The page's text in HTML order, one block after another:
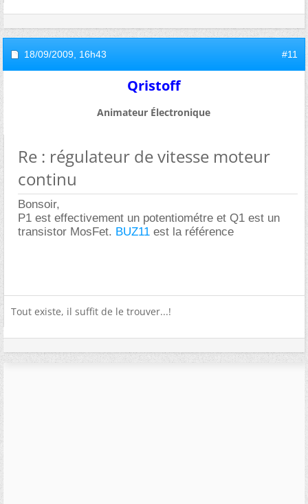
18/09/2009, 16h43 #11
Qristoff
Animateur Électronique
Re : régulateur de vitesse moteur
continu
Bonsoir,
P1 est effectivement un potentiométre et Q1 est un
transistor MosFet. BUZ11 est la référence
Tout existe, il suffit de le trouver...!